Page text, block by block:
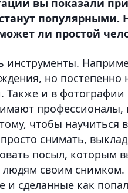
вы показали
ли простой
инструменты.
но
Также и в
чтобы научиться
снимать,
посыл, которым
людям своим
и сделанные как